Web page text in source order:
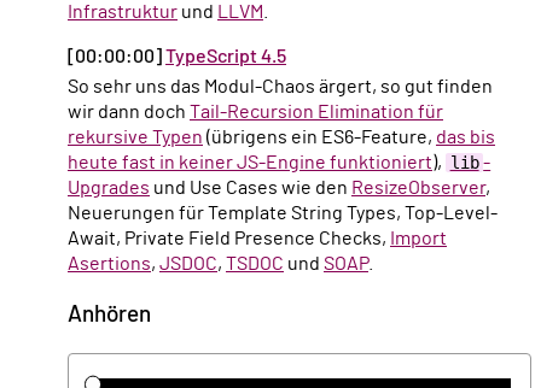
Infrastruktur und LLVM
[00:00:00] TypeScript 4.5
So sehr uns das Modul-Chaos ärgert, so gut finden
wir dann doch Tail-Recursion Elimination für
rekursive Typen (übrigens ein ES6-Feature, das bis
heute fast in keiner JS-Engine funktioniert), lib -
Upgrades und Use Cases wie den ResizeObserver,
Neuerungen für Template String Types, Top-Level-
Await, Private Field Presence Checks, Import
Asertions, JSDOC, TSDOC und SOAP.
Anhören